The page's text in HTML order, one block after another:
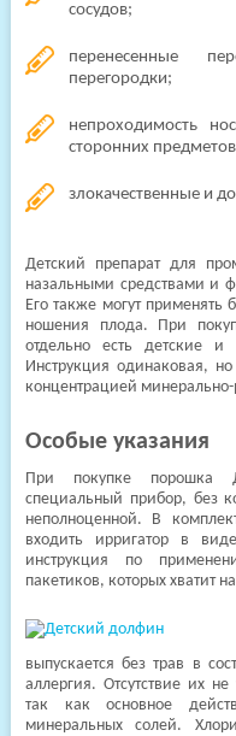
сосудов;
перенесенные
перегородки;
непроходимость
сторонних
злокачественные и
Детский препарат для
назальными средствами и
Его также могут
ношения плода. При
отдельно есть детские
Инструкция одинаковая,
концентрацией минерально-
Особые указания
При покупке порошка
специальный прибор, без
неполноценной. В
входить ирригатор в
инструкция по
пакетиков, которых хватит
выпускается без трав в
аллергия. Отсутствие их
так как основное
минеральных солей.